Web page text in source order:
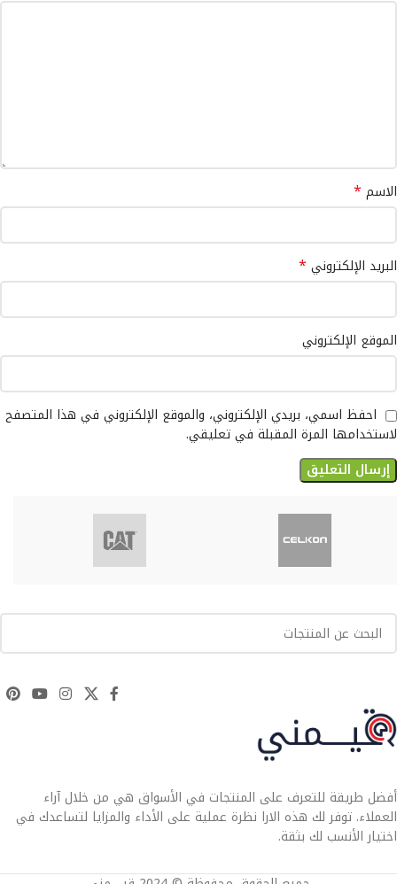
الاسم *
البريد الإلكتروني *
الموقع الإلكتروني
احفظ اسمي، بريدي الإلكتروني، والموقع الإلكتروني في هذا المتصفح
لاستخدامها المرة المقبلة في تعليقي.
أفضل طريقة للتعرف على المنتجات في الأسواق هي من خلال آراء
العملاء. توفر لك هذه الارا نظرة عملية على الأداء والمزايا لتساعدك في
اختيار الأنسب لك بثقة.